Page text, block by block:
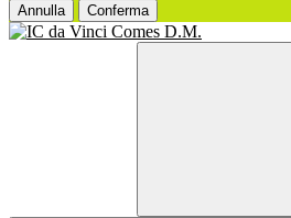
Annulla Conferma